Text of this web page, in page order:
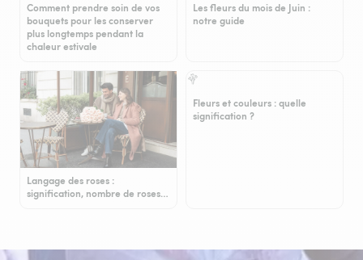
Comment prendre soin de vos
bouquets pour les conserver
plus longtemps pendant la
chaleur estivale
Les fleurs du mois de Juin :
notre guide
Langage des roses :
signification, nombre de roses…
Fleurs et couleurs : quelle
signification ?